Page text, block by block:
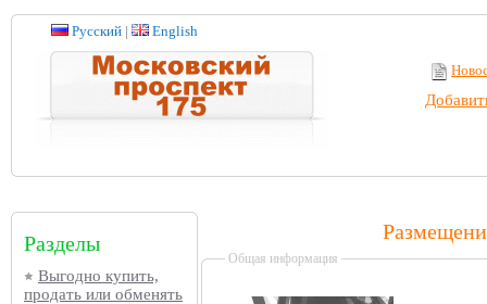
Русский | English
Разделы
Выгодно купить,
продать или обменять
Общая информация